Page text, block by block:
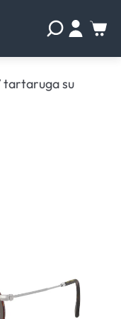
tartaruga su